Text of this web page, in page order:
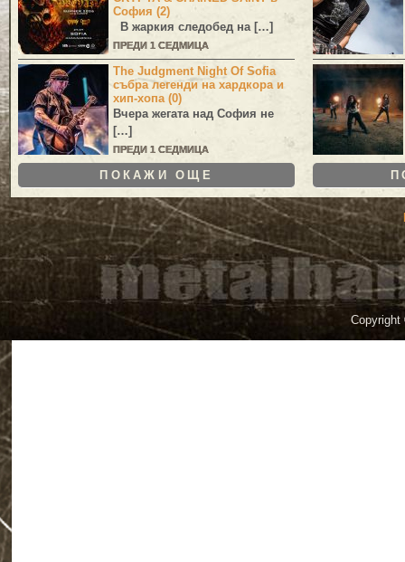
София (2)
В жаркия следобед на […]
ПРЕДИ 1 СЕДМИЦА
The Judgment Night Of Sofia
събра легенди на хардкора и
хип-хопа (0)
Вчера жегата над София не
[…]
ПРЕДИ 1 СЕДМИЦА
ПОКАЖИ ОЩЕ